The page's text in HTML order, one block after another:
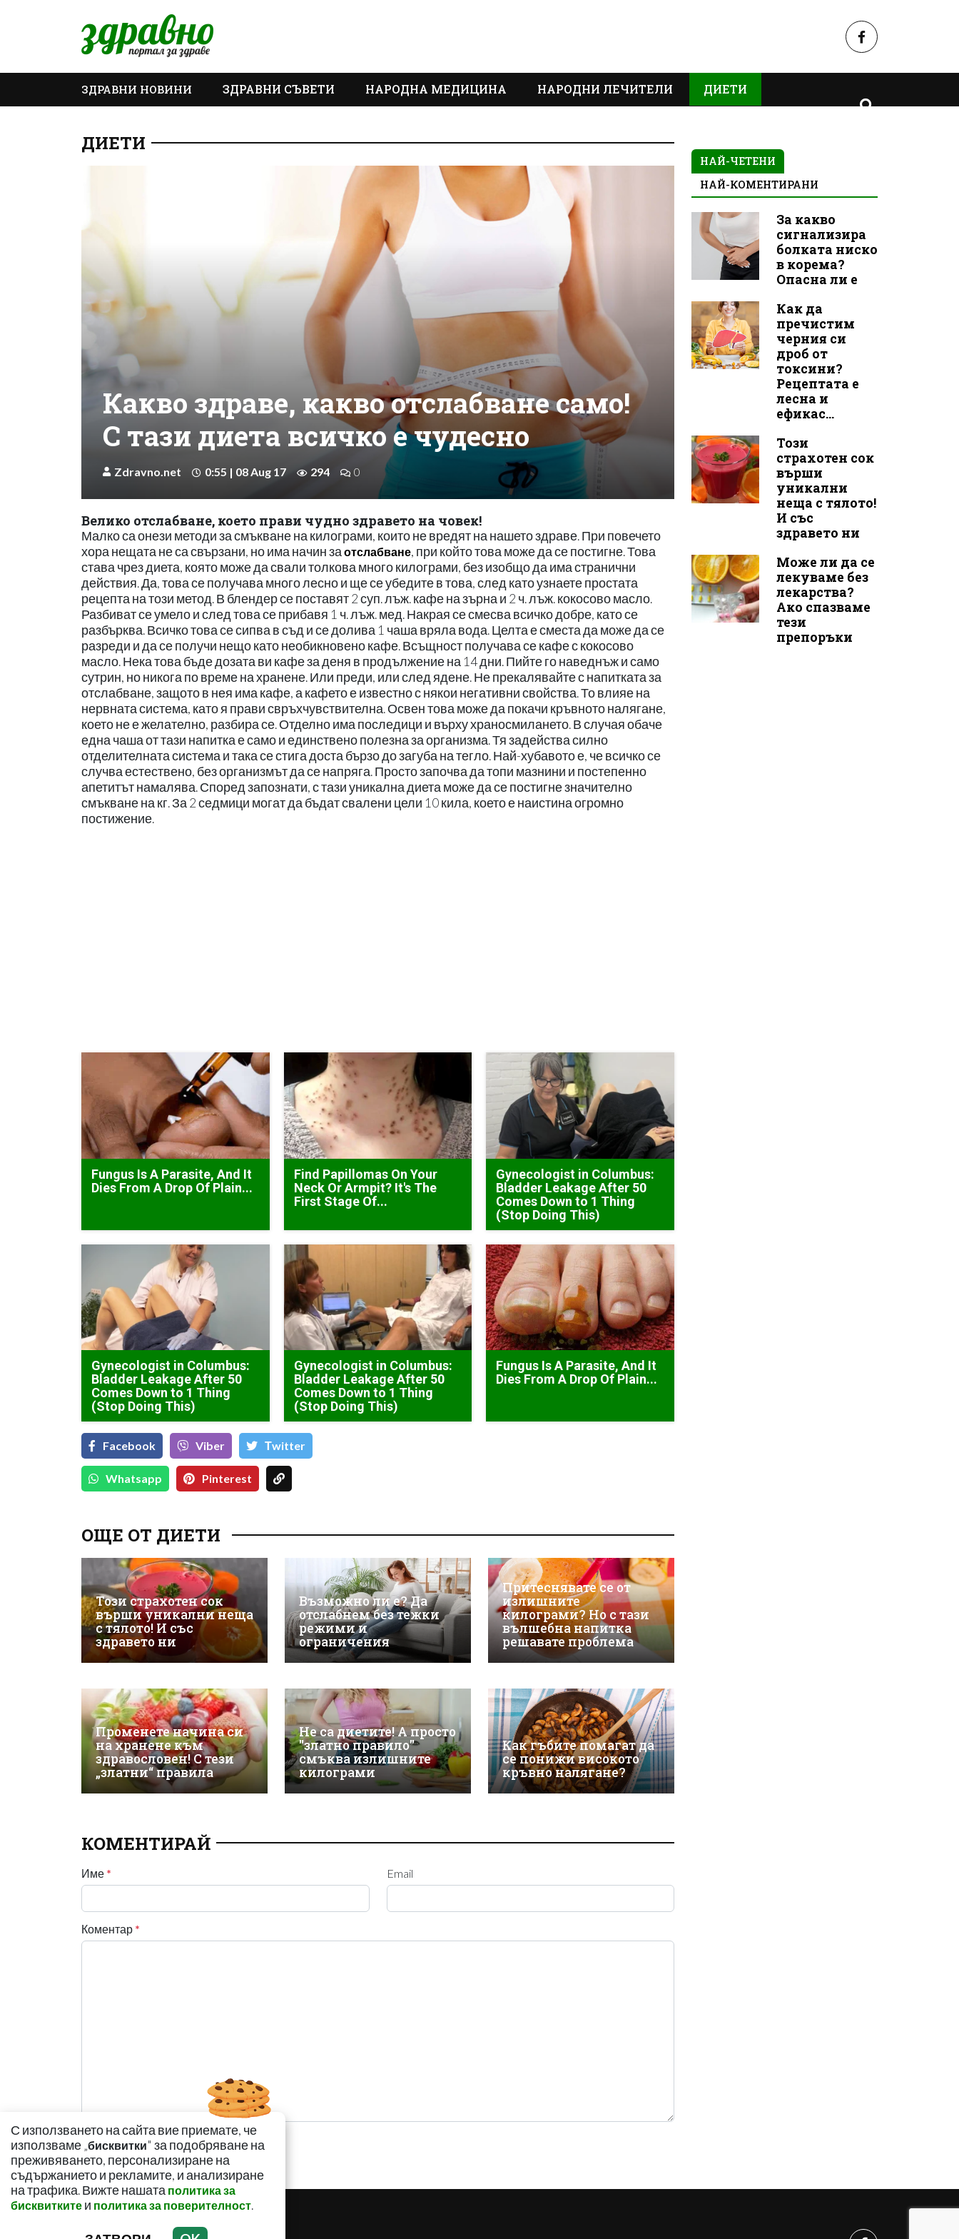
ЗДРАВНИ НОВИНИ ЗДРАВНИ СЪВЕТИ НАРОДНА МЕДИЦИНА НАРОДНИ ЛЕЧИТЕЛИ ДИЕТИ
ДИЕТИ
Какво здраве, какво отслабване само!
С тази диета всичко е чудесно
Zdravno.net 0:55 | 08 Aug 17 294 0
Велико отслабване, което прави чудно здравето на човек!
Малко са онези методи за смъкване на килограми, които не вредят на нашето здраве. При повечето
хора нещата не са свързани, но има начин заотслабване, при който това може да се постигне. Това
става чрез диета, която може да свали толкова много килограми, без изобщо да има странични
действия. Да, това се получава много лесно и ще се убедите в това, след като узнаете простата
рецепта на този метод. В блендер се поставят 2 суп. лъж. кафе на зърна и 2 ч. лъж. кокосово масло.
Разбиват се умело и след това се прибавя 1 ч. лъж. мед. Накрая се смесва всичко добре, като се
разбърква. Всичко това се сипва в съд и се долива 1 чаша вряла вода. Целта е сместа да може да се
разреди и да се получи нещо като необикновено кафе. Всъщност получава се кафе с кокосово
масло. Нека това бъде дозата ви кафе за деня в продължение на 14 дни. Пийте го наведнъж и само
сутрин, но никога по време на хранене. Или преди, или след ядене. Не прекалявайте с напитката за
отслабване, защото в нея има кафе, а кафето е известно с някои негативни свойства. То влияе на
нервната система, като я прави свръхчувствителна. Освен това може да покачи кръвното налягане,
което не е желателно, разбира се. Отделно има последици и върху храносмилането. В случая обаче
една чаша от тази напитка е само и единствено полезна за организма. Тя задейства силно
отделителната система и така се стига доста бързо до загуба на тегло. Най-хубавото е, че всичко се
случва естествено, без организмът да се напряга. Просто започва да топи мазнини и постепенно
апетитът намалява. Според запознати, с тази уникална диета може да се постигне значително
смъкване на кг. За 2 седмици могат да бъдат свалени цели 10 кила, което е наистина огромно
постижение.
Fungus Is A Parasite, And It
Dies From A Drop Of Plain...
Find Papillomas On Your
Neck Or Armpit? It's The
First Stage Of...
Gynecologist in Columbus:
Bladder Leakage After 50
Comes Down to 1 Thing
(Stop Doing This)
Gynecologist in Columbus:
Bladder Leakage After 50
Comes Down to 1 Thing
(Stop Doing This)
Gynecologist in Columbus:
Bladder Leakage After 50
Comes Down to 1 Thing
(Stop Doing This)
Fungus Is A Parasite, And It
Dies From A Drop Of Plain...
Facebook Viber Тwitter
Whatsapp Pinterest
ОЩЕ ОТ ДИЕТИ
Този страхотен сок
върши уникални неща
с тялото! И със
здравето ни
Възможно ли е? Да
отслабнем без тежки
режими и
ограничения
Притеснявате се от
излишните
килограми? Но с тази
вълшебна напитка
решавате проблема
Променете начина си
на хранене към
здравословен! С тези
„златни“ правила
Не са диетите! А просто
"златно правило"
смъква излишните
килограми
Как гъбите помагат да
се понижи високото
кръвно налягане?
КОМЕНТИРАЙ
Име * Email
Коментар *
НАЙ-ЧЕТЕНИ
НАЙ-КОМЕНТИРАНИ
За какво
сигнализира
болката ниско
в корема?
Опасна ли е
Как да
пречистим
черния си
дроб от
токсини?
Рецептата е
лесна и
ефикас...
Този
страхотен сок
върши
уникални
неща с тялото!
И със
здравето ни
Може ли да се
лекуваме без
лекарства?
Ако спазваме
тези
препоръки
С използването на сайта вие приемате, че
използваме „бисквитки" за подобряване на
преживяването, персонализиране на
съдържанието и рекламите, и анализиране
на трафика. Вижте нашата политика за
бисквитките и политика за поверителност.